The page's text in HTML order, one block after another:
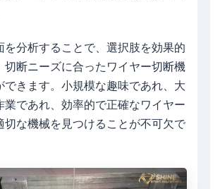
を分析することで、選択肢を効果的
切断ニーズに合ったワイヤー切断機
できます。小規模な趣味であれ、大
業であれ、効率的で正確なワイヤー
切な機械を見つけることが不可欠で